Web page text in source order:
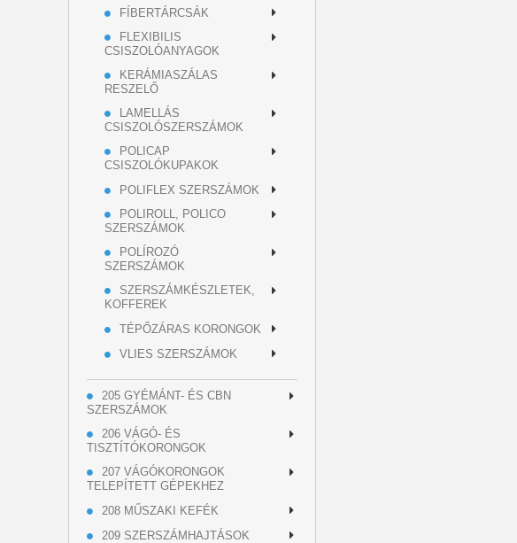
FÍBERTÁRCSÁK
FLEXIBILIS
CSISZOLÓANYAGOK
KERÁMIASZÁLAS
RESZELŐ
LAMELLÁS
CSISZOLÓSZERSZÁMOK
POLICAP
CSISZOLÓKUPAKOK
POLIFLEX SZERSZÁMOK
POLIROLL, POLICO
SZERSZÁMOK
POLÍROZÓ
SZERSZÁMOK
SZERSZÁMKÉSZLETEK,
KOFFEREK
TÉPŐZÁRAS KORONGOK
VLIES SZERSZÁMOK
205 GYÉMÁNT- ÉS CBN
SZERSZÁMOK
206 VÁGÓ- ÉS
TISZTÍTÓKORONGOK
207 VÁGÓKORONGOK
TELEPÍTETT GÉPEKHEZ
208 MŰSZAKI KEFÉK
209 SZERSZÁMHAJTÁSOK